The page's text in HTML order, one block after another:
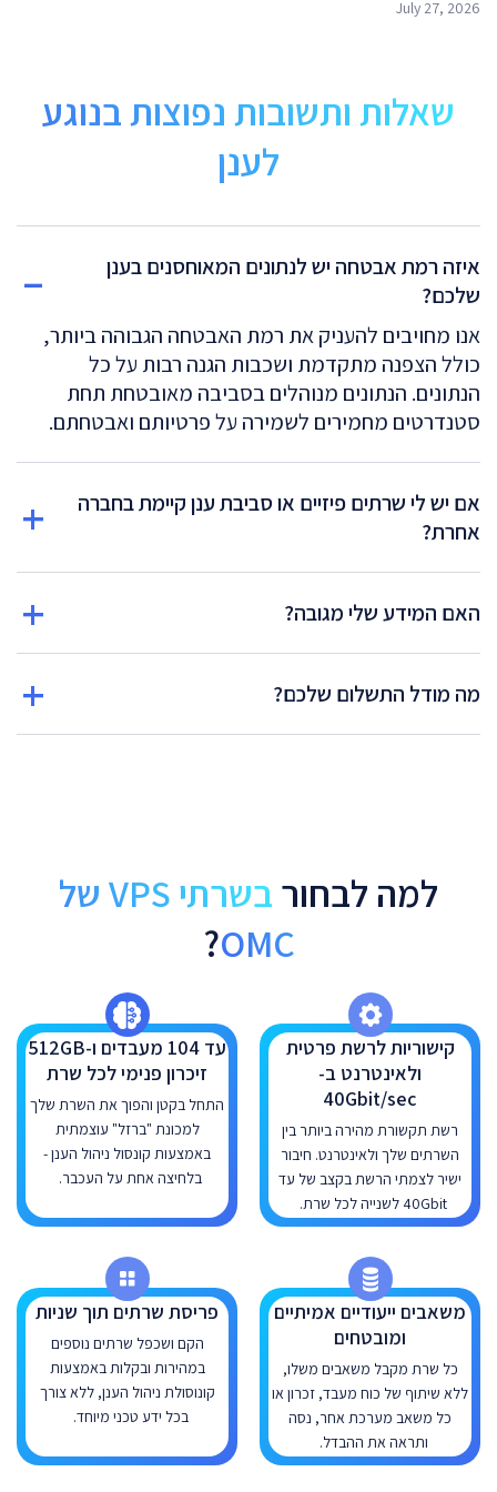
July 27, 2026
שאלות ותשובות נפוצות בנוגע
לענן
איזה רמת אבטחה יש לנתונים המאוחסנים בענן
שלכם?
אנו מחויבים להעניק את רמת האבטחה הגבוהה ביותר,
כולל הצפנה מתקדמת ושכבות הגנה רבות על כל
הנתונים. הנתונים מנוהלים בסביבה מאובטחת תחת
סטנדרטים מחמירים לשמירה על פרטיותם ואבטחתם.
אם יש לי שרתים פיזיים או סביבת ענן קיימת בחברה
אחרת?
האם המידע שלי מגובה?
מה מודל התשלום שלכם?
למה לבחור
בשרתי VPS של
OMC
?
קישוריות לרשת פרטית
ולאינטרנט ב-
40Gbit/sec
רשת תקשורת מהירה ביותר בין
השרתים שלך ולאינטרנט. חיבור
ישיר לצמתי הרשת בקצב של עד
40Gbit לשנייה לכל שרת.
עד 104 מעבדים ו-512GB
זיכרון פנימי לכל שרת
התחל בקטן והפוך את השרת שלך
למכונת "ברזל" עוצמתית
באמצעות קונסול ניהול הענן -
בלחיצה אחת על העכבר.
משאבים ייעודיים אמיתיים
ומובטחים
כל שרת מקבל משאבים משלו,
ללא שיתוף של כוח מעבד, זכרון או
כל משאב מערכת אחר, נסה
ותראה את ההבדל.
פריסת שרתים תוך שניות
הקם ושכפל שרתים נוספים
במהירות ובקלות באמצעות
קונוסולת ניהול הענן, ללא צורך
בכל ידע טכני מיוחד.